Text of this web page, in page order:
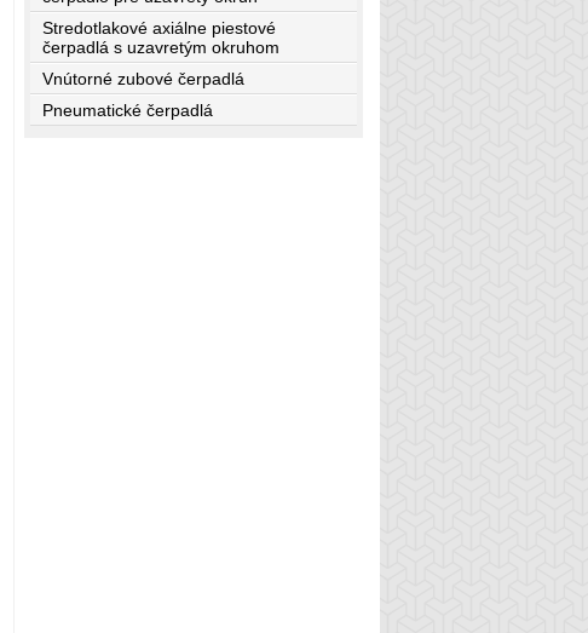
Stredotlakové axiálne piestové
čerpadlá s uzavretým okruhom
Vnútorné zubové čerpadlá
Pneumatické čerpadlá